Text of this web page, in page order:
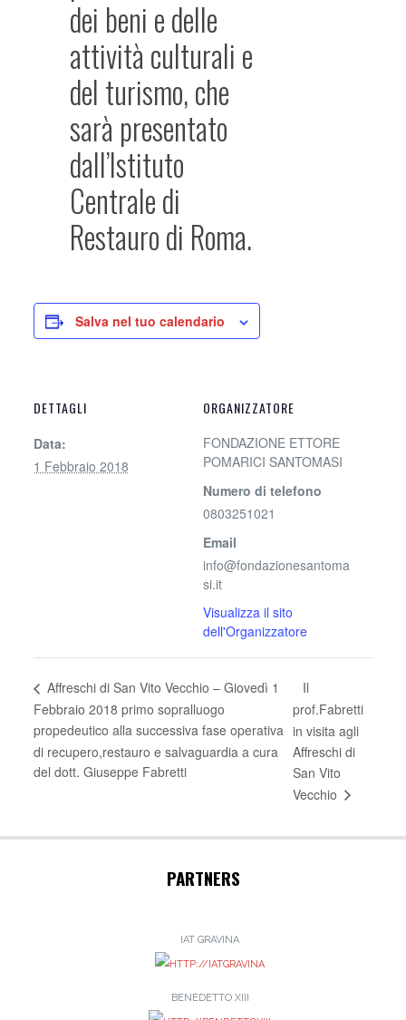
dei beni e delle
attività culturali e
del turismo, che
sarà presentato
dall’Istituto
Centrale di
Restauro di Roma.
Salva nel tuo calendario
DETTAGLI
Data:
1 Febbraio 2018
ORGANIZZATORE
FONDAZIONE ETTORE
POMARICI SANTOMASI
Numero di telefono
0803251021
Email
info@fondazionesantoma
si.it
Visualizza il sito
dell'Organizzatore
Affreschi di San Vito Vecchio – Giovedì 1
Febbraio 2018 primo sopralluogo
propedeutico alla successiva fase operativa
di recupero,restauro e salvaguardia a cura
del dott. Giuseppe Fabretti
Il
prof.Fabretti
in visita agli
Affreschi di
San Vito
Vecchio
PARTNERS
IAT GRAVINA
BENEDETTO XIII